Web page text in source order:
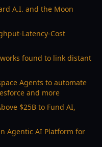
A.I. and the Moon
Latency-Cost
found to link distant
Agents to automate
and more
$25B to Fund AI,
Agentic AI Platform for